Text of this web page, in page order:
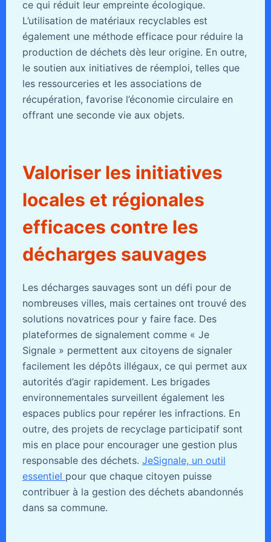
ce qui réduit leur empreinte écologique.
L’utilisation de matériaux recyclables est
également une méthode efficace pour réduire la
production de déchets dès leur origine. En outre,
le soutien aux initiatives de réemploi, telles que
les ressourceries et les associations de
récupération, favorise l’économie circulaire en
offrant une seconde vie aux objets.
Valoriser les initiatives
locales et régionales
efficaces contre les
décharges sauvages
Les décharges sauvages sont un défi pour de
nombreuses villes, mais certaines ont trouvé des
solutions novatrices pour y faire face. Des
plateformes de signalement comme « Je
Signale » permettent aux citoyens de signaler
facilement les dépôts illégaux, ce qui permet aux
autorités d’agir rapidement. Les brigades
environnementales surveillent également les
espaces publics pour repérer les infractions. En
outre, des projets de recyclage participatif sont
mis en place pour encourager une gestion plus
responsable des déchets. JeSignale, un outil
essentiel pour que chaque citoyen puisse
contribuer à la gestion des déchets abandonnés
dans sa commune.